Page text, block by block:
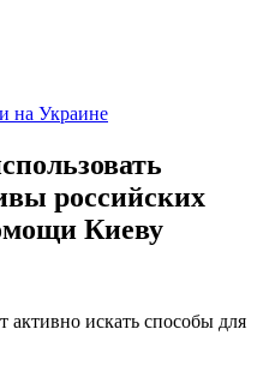
на Украине
российских
Киеву
искать способы для